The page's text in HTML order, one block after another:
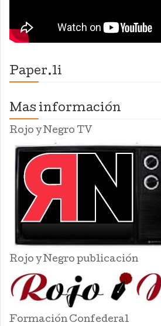
Paper.li
Mas información
Rojo y Negro TV
Rojo y Negro publicación
Formación Confederal